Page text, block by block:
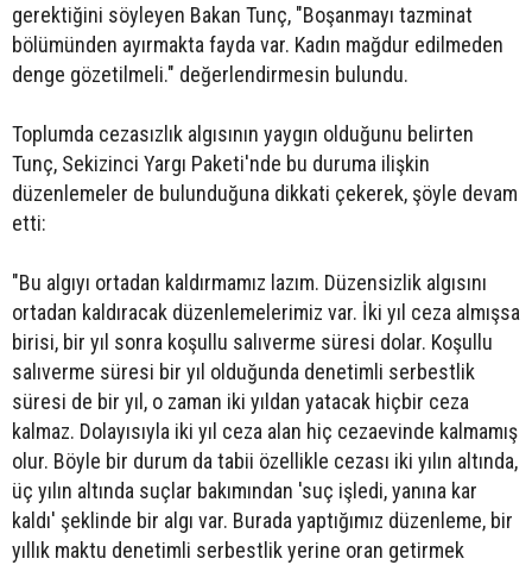
gerektiğini söyleyen Bakan Tunç, "Boşanmayı tazminat
bölümünden ayırmakta fayda var. Kadın mağdur edilmeden
denge gözetilmeli." değerlendirmesin bulundu.
Toplumda cezasızlık algısının yaygın olduğunu belirten
Tunç, Sekizinci Yargı Paketi'nde bu duruma ilişkin
düzenlemeler de bulunduğuna dikkati çekerek, şöyle devam
etti:
"Bu algıyı ortadan kaldırmamız lazım. Düzensizlik algısını
ortadan kaldıracak düzenlemelerimiz var. İki yıl ceza almışsa
birisi, bir yıl sonra koşullu salıverme süresi dolar. Koşullu
salıverme süresi bir yıl olduğunda denetimli serbestlik
süresi de bir yıl, o zaman iki yıldan yatacak hiçbir ceza
kalmaz. Dolayısıyla iki yıl ceza alan hiç cezaevinde kalmamış
olur. Böyle bir durum da tabii özellikle cezası iki yılın altında,
üç yılın altında suçlar bakımından 'suç işledi, yanına kar
kaldı' şeklinde bir algı var. Burada yaptığımız düzenleme, bir
yıllık maktu denetimli serbestlik yerine oran getirmek